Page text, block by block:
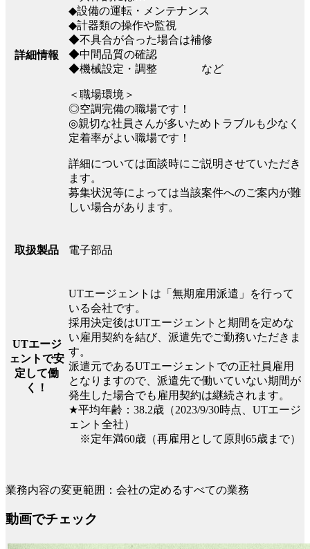
詳細情報
◆設備の運転・メンテナンス
◆計器類の操作や監視
◆不具合が合った場合は補修
◆中間品質の確認
◆機械設定・調整 など
＜職場環境＞
◎空調完備の職場です！
◎親切な社員さんが多いためトラブルも少なく
定着率がよい職場です！
詳細については面談時にご説明させていただき
ます。
募集状況等によっては当該案件へのご案内が難
しい場合があります。
取扱製品 電子部品
UTエージ
ェントで安
定して働
く！
UTエージェントは「無期雇用派遣」を行って
いる会社です。
採用決定後はUTエージェントと期間を定めな
い雇用契約を結び、派遣先でご勤務いただきま
す。
派遣元であるUTエージェントでの正社員雇用
となりますので、派遣先で働いていない期間が
発生した場合でも雇用契約は継続されます。
★平均年齢：38.2歳（2023/9/30時点、UTエージ
ェント全社）
※定年満60歳（再雇用として原則65歳まで）
業務内容の変更範囲：会社の定めるすべての業務
動画でチェック